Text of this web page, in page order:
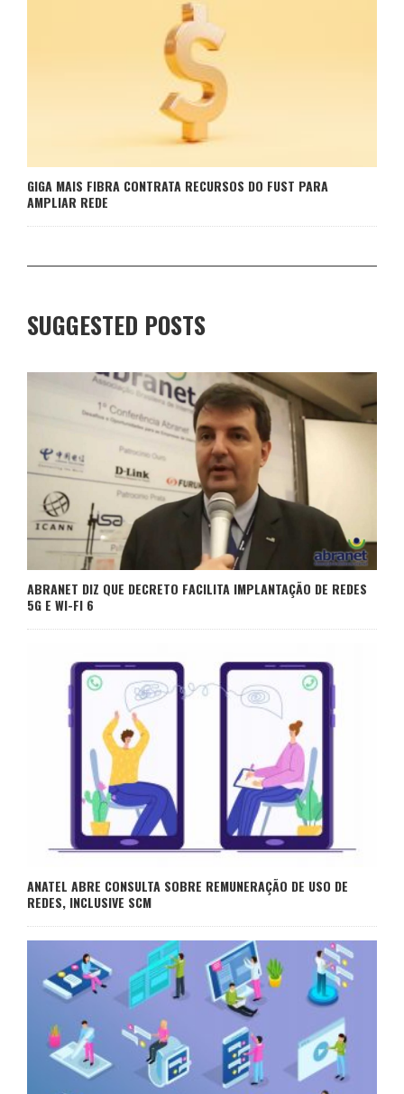
GIGA MAIS FIBRA CONTRATA RECURSOS DO FUST PARA
AMPLIAR REDE
SUGGESTED POSTS
ABRANET DIZ QUE DECRETO FACILITA IMPLANTAÇÃO DE REDES
5G E WI-FI 6
ANATEL ABRE CONSULTA SOBRE REMUNERAÇÃO DE USO DE
REDES, INCLUSIVE SCM